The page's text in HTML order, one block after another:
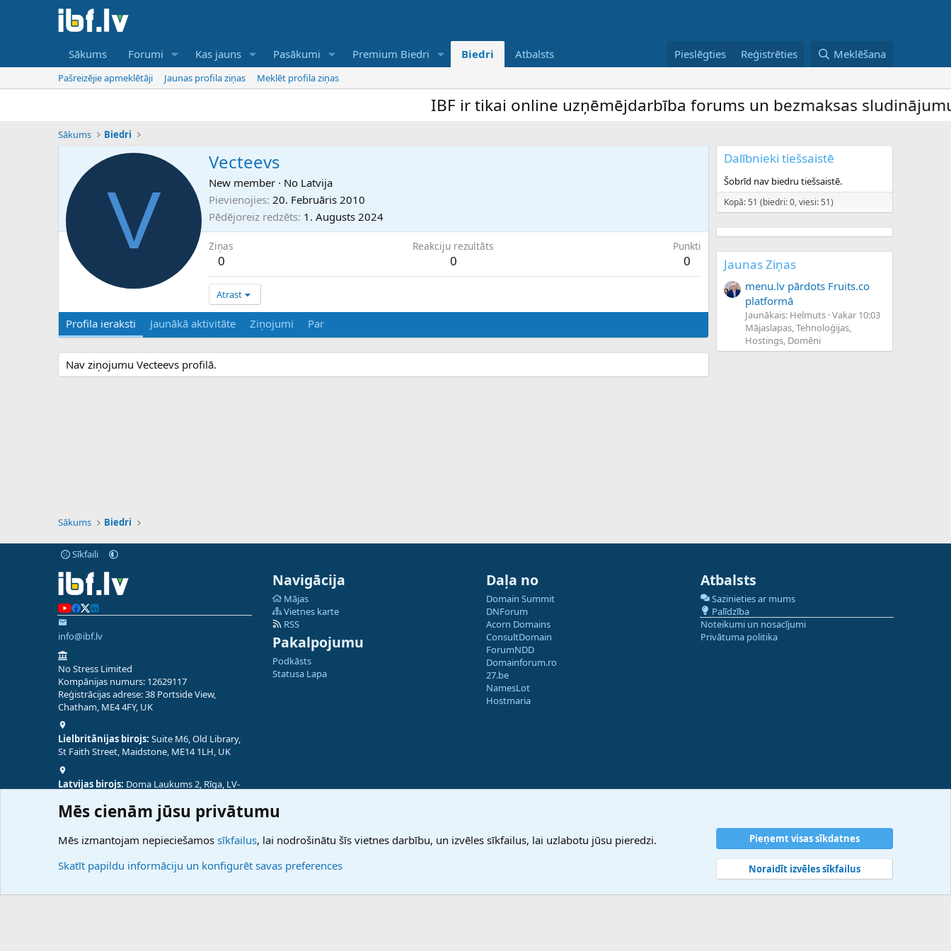
Sākums Forumi Kas jauns Pasākumi Premium Biedri Biedri Atbalsts Pieslēgties Reģistrēties Meklēšana
Pašreizējie apmeklētāji Jaunas profila ziņas Meklēt profila ziņas
IBF ir tikai online uzņēmējdarbība forums un bezmaksas sludinājumu
Sākums Biedri
V
Vecteevs
New member · No Latvija
Pievienojies 20. Februāris 2010
Pēdējoreiz redzēts 1. Augusts 2024
Ziņas
0
Reakciju rezultāts
0
Punkti
0
Atrast
Profila ieraksti Jaunākā aktivitāte Ziņojumi Par
Nav ziņojumu Vecteevs profilā.
Dalībnieki tiešsaistē
Šobrīd nav biedru tiešsaistē.
Kopā: 51 (biedri: 0, viesi: 51)
Jaunas Ziņas
menu.lv pārdots Fruits.co
platformā
Jaunākais: Helmuts Vakar 10:03
Mājaslapas, Tehnoloģijas,
Hostings, Domēni
Sākums Biedri
Sīkfaili
info@ibf.lv
No Stress Limited
Kompānijas numurs: 12629117
Reģistrācijas adrese: 38 Portside View,
Chatham, ME4 4FY, UK
Lielbritānijas birojs: Suite M6, Old Library,
St Faith Street, Maidstone, ME14 1LH, UK
Latvijas birojs: Doma Laukums 2, Rīga, LV-
Navigācija
Mājas
Vietnes karte
RSS
Pakalpojumu
Podkāsts
Statusa Lapa
Daļa no
Domain Summit
DNForum
Acorn Domains
ConsultDomain
ForumNDD
Domainforum.ro
27.be
NamesLot
Hostmaria
Atbalsts
Sazinieties ar mums
Palīdzība
Noteikumi un nosacījumi
Privātuma politika
Mēs cienām jūsu privātumu
Mēs izmantojam nepieciešamos sīkfailus, lai nodrošinātu šīs vietnes darbību, un izvēles sīkfailus, lai uzlabotu jūsu pieredzi.
Skatīt papildu informāciju un konfigurēt savas preferences
Pieņemt visas sīkdatnes
Noraidīt izvēles sīkfailus